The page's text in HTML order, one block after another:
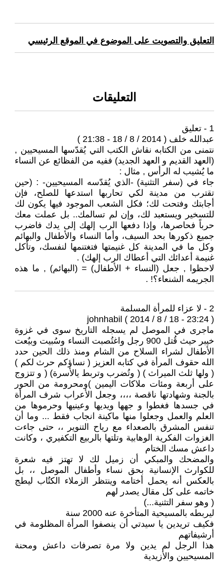
التعليق والتصويت على الموضوع في الموقع الرئيسي
التعليقات
1 - تعليق
عبدالله خلف ( 2014 / 8 / 18 - 21:38 )
نتمنى من الكتابه نقاش الكتب التي يُقدّسها المسيحيين ,
(العهد القديم و العهد الجديد) ففيه من الفظائع عن النساء
ما يُشيب له الرأس , مثال :
جاء في (سفر التثنية) -الذي يُقدّسه المسيحيين- : (حين
تقترب من مدينة لكي تحاربها استدعها للصلح، فإن
أجابتك وفتحت لك؛ فكل الشعب الموجود فيها يكون لك
للتسخير ويستعبد لك، وإن لم تسالمك.. بل عملت معك
حرباً فحاصرها، وإذا دفعها الرب إلهك إلى يدك فاضرب
جميع ذكورها بحد السيف، وأما النساء والأطفال والبهائم
وكل ما في المدينة كل غنيمتها فتغتنمها لنفسك، وتأكل
غنيمة أعدائك التي أعطاك الرب إلهك) .
لاحظوا , جعل (النساء + الأطفال) = (البهائم) , ما هذه
الجريمه الشنعاء؟! .
2 - لا عزاء للمرأة المسلمة
johnhabil ( 2014 / 8 / 18 - 23:24 )
ماجرى في الموصل لم يسجله التاريخ سوى في غزوة
خيبر حيث قُتل 900 رجل واغتُصبت النساء وسُبيت وبيٌعت
الأطفال لشراء السلاح من الشام ومنذ ذلك الحين حدد
الله حقوف المرأة في كتابه العزيز ( نساؤكم حرث لكم )
( ولها ثلث الميراث ) ( وتُضرب وتربط يالأسرة) ( و تتزوج
على أربعة ومئات ملاكات اليمين )ومحرومة من الحور
بالجنة وشهادتها ناقصة ،،،، وجعل الأعراب شرف المرأة
في جسدها فغطوا و جهها ويديها وعينيها وحرموها من
العلم والعمل وجعلوا منها ماكينة انجاب فقط ... وما أن
تنفس المشرق بالصعداء مع رياح التنوير ،، حتى جاءت
الغزوات الفكرية الوهابية وتلتها بالربيع التكفيري ، وكانت
داعش مسك الختام
والمضحك والمبكي أن زميل لك لا تهتز فيه شعرة
للكوارث الإنسانية بحق نساء وأطفال الموصل ،، بل
بالعكس أنه يحمل أختامه وينتظر الزملاء الكتٌاب ليطج
خاتمه على كل مقال يصدر لهم
( وهو سفر التثنية...)
ليربطه بالمسيحية المتأخرة عنه 2000 سنة
فكيف تريدين يا سيدتي أن ينصفوا المرأة المظلومة في
أرشيفاتهم
هذا الرجل لم يدين ولا مرة تصرفات داعش ومحنة
المسيحيين والأزيدية